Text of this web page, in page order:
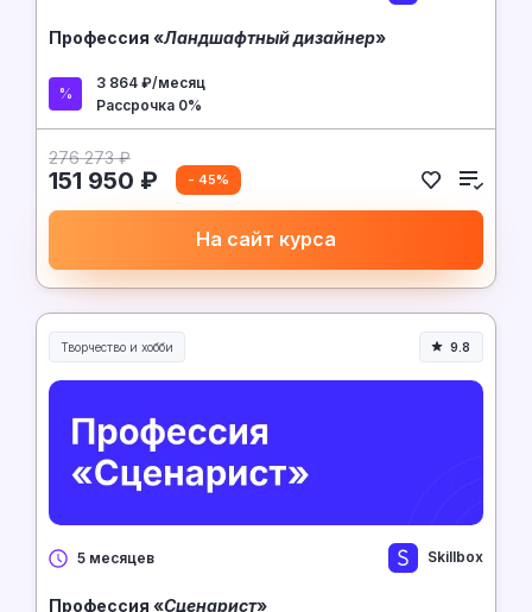
Профессия «Ландшафтный дизайнер»
3 864 ₽/месяц
Рассрочка 0%
276 273 ₽
151 950 ₽ - 45%
На сайт курса
Творчество и хобби
Творчество, контент и хобби
9.8
5 месяцев Skillbox
Профессия «Сценарист»